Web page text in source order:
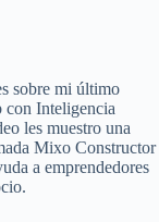
sobre mi último
con Inteligencia
les muestro una
Mixo Constructor
a emprendedores